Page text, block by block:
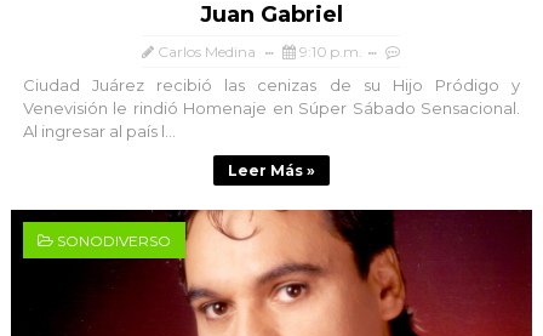
Juan Gabriel
Carlos Medina 9:10 p.m.
Ciudad Juárez recibió las cenizas de su Hijo Pródigo y
Venevisión le rindió Homenaje en Súper Sábado Sensacional.
Al ingresar al país l...
Leer Más »
SONODIVERSO